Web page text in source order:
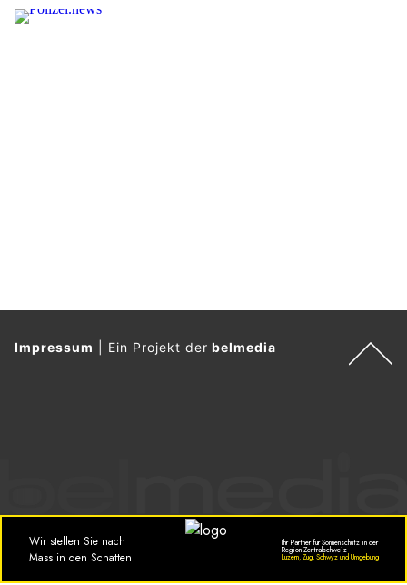
Impressum Ein Projekt derbelmedia